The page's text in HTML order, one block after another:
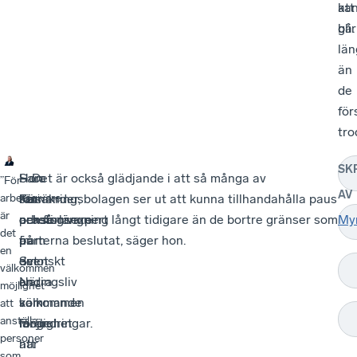
att
gå.
blir
än
de
”För
arbetsgivare
är
det
en
välkommen
möjlighet
att
anställa
personer
Sara
Kinnander,
pensionsexpert
på
Svenskt
Näringsliv
som
länge
har
–
För
arbetsgivare
är
det
en
välkommen
möjlighet
att
Hon
ser
också
fram
emot
andra
kommande
förändringar.
– Det är också glädjande i att så många av
försäkringsbolagen ser ut att kunna tillhandahålla paus
och förlängning långt tidigare än de bortre gränser som
parterna beslutat, säger hon.
AV